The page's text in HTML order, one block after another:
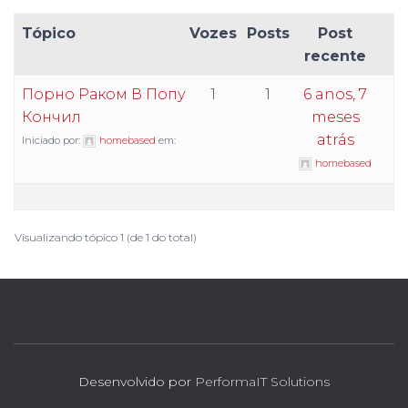
Tópico Vozes Posts
Post
recente
Порно Раком В Попу
Кончил
Iniciado por: homebased em:
1 1
6 anos, 7
meses
atrás
homebased
Visualizando tópico 1 (de 1 do total)
Desenvolvido por PerformaIT Solutions